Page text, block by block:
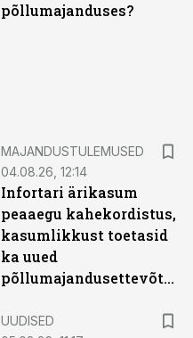
põllumajanduses?
MAJANDUSTULEMUSED
04.08.26, 12:14
Infortari ärikasum
peaaegu kahekordistus,
kasumlikkust toetasid
ka uued
põllumajandusettevõtted
UUDISED